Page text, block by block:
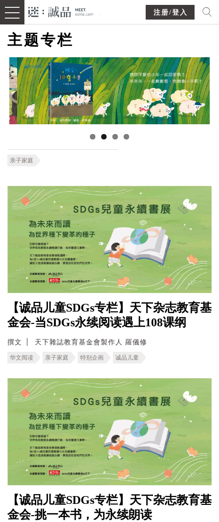
注册/登入
主题专栏
亲子家庭
【诚品儿童SDGs专栏】天下杂志教育基
金会-当SDGs永续阅读遇上108课纲
撰文 天下雜誌教育基金會製作人 羅儀修
华文阅读 亲子家庭 特别企画 诚品儿童
【诚品儿童SDGs专栏】天下杂志教育基
金会-挑一本书，为永续朗读